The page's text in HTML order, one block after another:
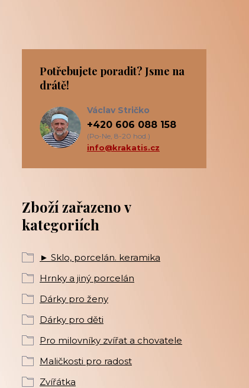
Zboží zařazeno v
kategoriích
► Sklo, porcelán. keramika
Hrnky a jiný porcelán
Dárky pro ženy
Dárky pro děti
Pro milovníky zvířat a chovatele
Maličkosti pro radost
Zvířátka
Potřebujete poradit? Jsme na
drátě!
Václav Stričko
+420 606 088 158
(Po-Ne, 8-20 hod.)
info@krakatis.cz